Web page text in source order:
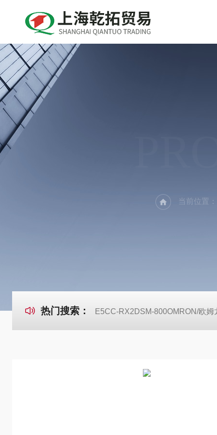
当前位置：
热门搜索： E5CC-RX2DSM-800OMRON/欧